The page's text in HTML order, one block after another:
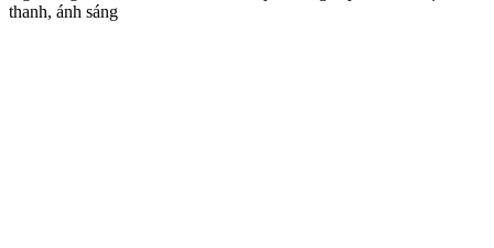
thanh, ánh sáng